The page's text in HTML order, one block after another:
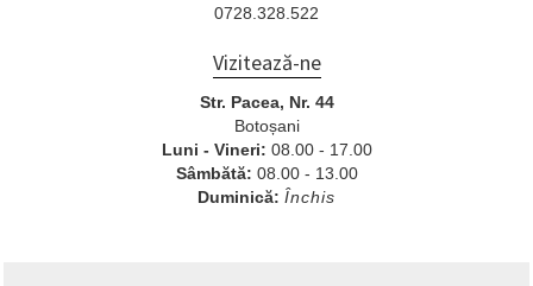
0728.328.522
Vizitează-ne
Str. Pacea, Nr. 44
Botoșani
Luni - Vineri: 08.00 - 17.00
Sâmbătă: 08.00 - 13.00
Duminică: Închis